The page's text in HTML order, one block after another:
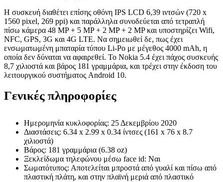
Η συσκευή διαθέτει επίσης οθόνη IPS LCD 6,39 ιντσών (720 x
1560 pixel, 269 ppi) και παράλληλα συνοδεύεται από τετραπλή
πίσω κάμερα 48 MP + 5 MP + 2 MP + 2 MP και υποστηρίζει Wifi,
NFC, GPS, 3G και 4G LTE. Να σημειωθεί δε, πως έχει
ενσωματωμένη μπαταρία τύπου Li-Po με μέγεθος 4000 mAh, η
οποία δεν δύναται να αφαιρεθεί. Το Nokia 5.4 έχει πάχος συσκευής
8,7 χιλιοστά και βάρος 181 γραμμάρια, και τρέχει στην έκδοση του
λειτουργικού συστήματος Android 10.
Γενικές πληροφορίες
Ημερομηνία κυκλοφορίας: 25 Δεκεμβρίου 2020
Διαστάσεις: 6.34 x 2.99 x 0.34 ίντσες (161 x 76 x 8.7
χιλιοστά)
Βάρος: 181 γραμμάρια (6.38 oz)
Ξεκλείδωμα τηλεφώνου μέσω face id: Ναι
Σωματότυπος: Αποτελείται μπροστά από γυαλί και πίσω από
πλαστική πλάτη, και στην πλαϊνή μεριά από πλαστικό